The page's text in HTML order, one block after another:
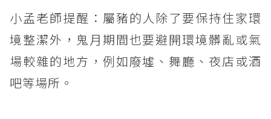
小孟老師提醒：屬豬的人除了要保持住家環
境整潔外，鬼月期間也要避開環境髒亂或氣
場較雜的地方，例如廢墟、舞廳、夜店或酒
吧等場所。